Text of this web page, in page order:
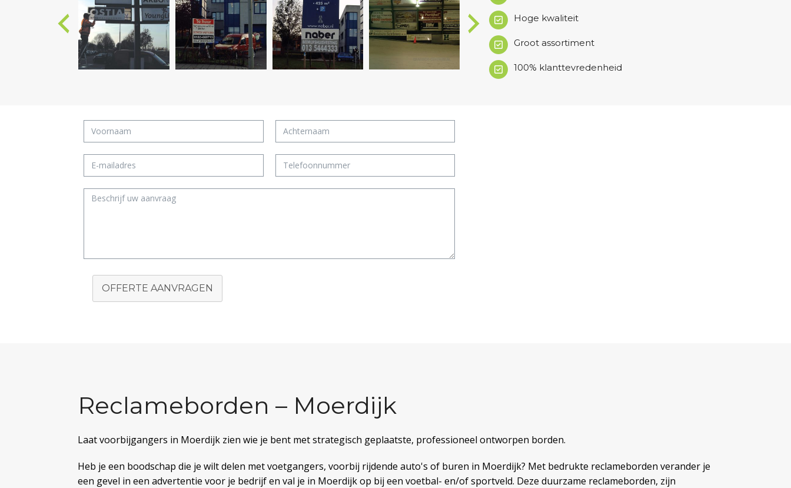
Hoge kwaliteit
Groot assortiment
100% klanttevredenheid
OFFERTE AANVRAGEN
Reclameborden – Moerdijk
Laat voorbijgangers in Moerdijk zien wie je bent met strategisch geplaatste, professioneel ontworpen borden.
Heb je een boodschap die je wilt delen met voetgangers, voorbij rijdende auto's of buren in Moerdijk? Met bedrukte reclameborden verander je
een gevel in een advertentie voor je bedrijf en val je in Moerdijk op bij een voetbal- en/of sportveld. Deze duurzame reclameborden, zijn